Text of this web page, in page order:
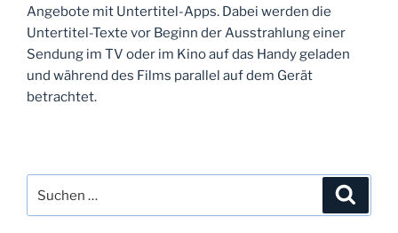
Angebote mit Untertitel-Apps. Dabei werden die
Untertitel-Texte vor Beginn der Ausstrahlung einer
Sendung im TV oder im Kino auf das Handy geladen
und während des Films parallel auf dem Gerät
betrachtet.
nach: